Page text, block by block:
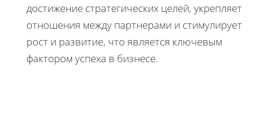
достижение стратегических целей, укрепляет
отношения между партнерами и стимулирует
рост и развитие, что является ключевым
фактором успеха в бизнесе.